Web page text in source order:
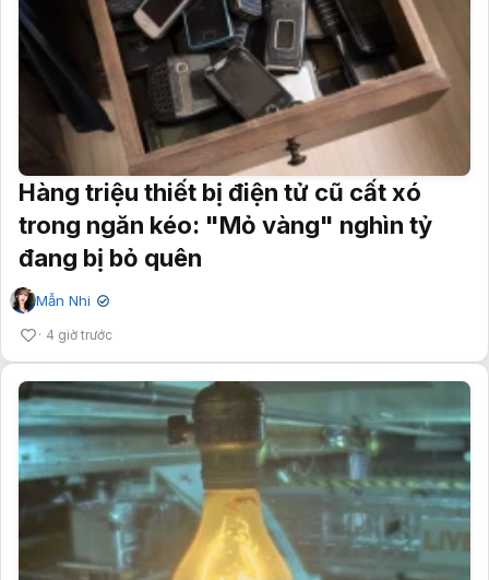
Hàng triệu thiết bị điện tử cũ cất xó
trong ngăn kéo: "Mỏ vàng" nghìn tỷ
đang bị bỏ quên
Mẫn Nhi ✔
4 giờ trước